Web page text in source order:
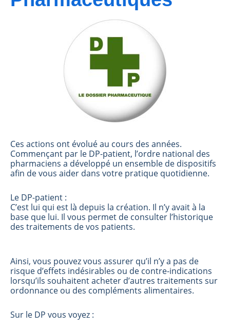
Ces actions ont évolué au cours des années.
Commençant par le DP-patient, l’ordre national des
pharmaciens a développé un ensemble de dispositifs
afin de vous aider dans votre pratique quotidienne.
Le DP-patient :
C’est lui qui est là depuis la création. Il n’y avait à la
base que lui. Il vous permet de consulter l’historique
des traitements de vos patients.
Ainsi, vous pouvez vous assurer qu’il n’y a pas de
risque d’effets indésirables ou de contre-indications
lorsqu’ils souhaitent acheter d’autres traitements sur
ordonnance ou des compléments alimentaires.
Sur le DP vous voyez :